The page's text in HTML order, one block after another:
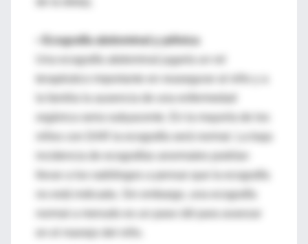
Ecografía abdominal y pélvica
Una ecografía abdominal jugaría un rol
terapéutico importante en reasegurar al niño y a
orgánica seria subyacente. En la mayoría de los
niños con DAR la ecografía será normal. La baja
incidencia de ecografías anormales podrían
llevar a los radiólogos a pensar que la ecografía
no está indicada. Sin embargo, una ecografía